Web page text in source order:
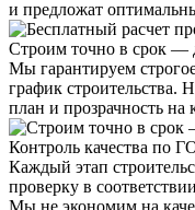
и предложат
Строим точно в срок —
Мы гарантируем
график строительства.
план и прозрачность на
Контроль качества по
Каждый этап
проверку в
Мы не экономим на